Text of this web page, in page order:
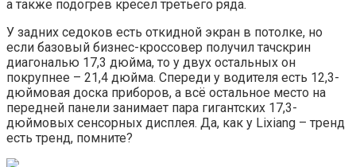
а также подогрев кресел третьего ряда.
У задних седоков есть откидной экран в потолке, но
если базовый бизнес-кроссовер получил тачскрин
диагональю 17,3 дюйма, то у двух остальных он
покрупнее – 21,4 дюйма. Спереди у водителя есть 12,3-
дюймовая доска приборов, а всё остальное место на
передней панели занимает пара гигантских 17,3-
дюймовых сенсорных дисплея. Да, как у Lixiang – тренд
есть тренд, помните?